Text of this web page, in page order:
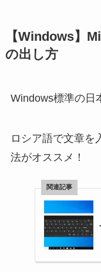
【Windows】
の出し方
Windows標準の日
ロシア語で文章を
法がオススメ！